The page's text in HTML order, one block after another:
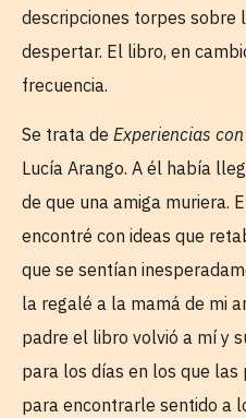
descripciones torpes sobre
despertar. El libro, en
frecuencia.
Se trata de Experiencias
Lucía Arango. A él había
de que una amiga muriera.
encontré con ideas que
que se sentían
la regalé a la mamá de mi
padre el libro volvió a mí y
para los días en los que
para encontrarle sentido a